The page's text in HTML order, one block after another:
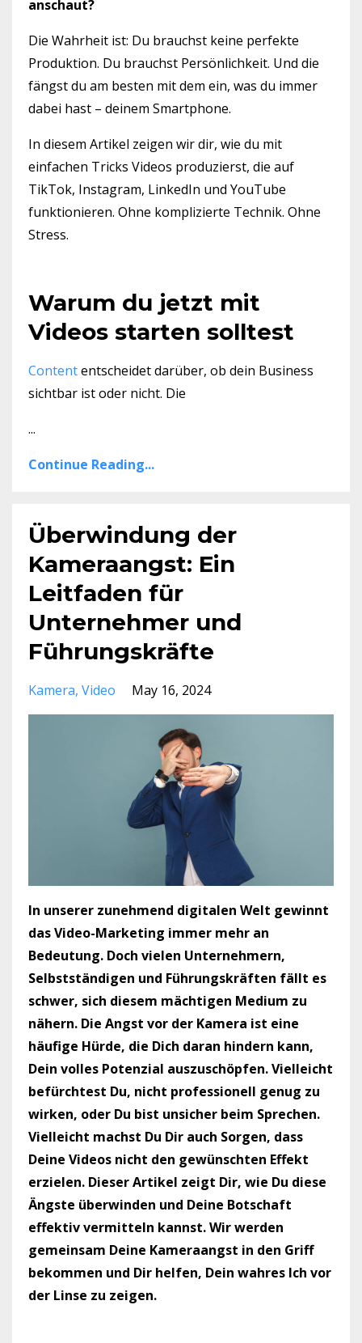
anschaut?
Die Wahrheit ist: Du brauchst keine perfekte
Produktion. Du brauchst Persönlichkeit. Und die
fängst du am besten mit dem ein, was du immer
dabei hast – deinem Smartphone.
In diesem Artikel zeigen wir dir, wie du mit
einfachen Tricks Videos produzierst, die auf
TikTok, Instagram, LinkedIn und YouTube
funktionieren. Ohne komplizierte Technik. Ohne
Stress.
Warum du jetzt mit
Videos starten solltest
Contententscheidet darüber, ob dein Business
sichtbar ist oder nicht. Die
...
Continue Reading...
Überwindung der
Kameraangst: Ein
Leitfaden für
Unternehmer und
Führungskräfte
Kamera Video May 16, 2024
In unserer zunehmend digitalen Welt gewinnt
das Video-Marketing immer mehr an
Bedeutung. Doch vielen Unternehmern,
Selbstständigen und Führungskräften fällt es
schwer, sich diesem mächtigen Medium zu
nähern. Die Angst vor der Kamera ist eine
häufige Hürde, die Dich daran hindern kann,
Dein volles Potenzial auszuschöpfen. Vielleicht
befürchtest Du, nicht professionell genug zu
wirken, oder Du bist unsicher beim Sprechen.
Vielleicht machst Du Dir auch Sorgen, dass
Deine Videos nicht den gewünschten Effekt
erzielen. Dieser Artikel zeigt Dir, wie Du diese
Ängste überwinden und Deine Botschaft
effektiv vermitteln kannst. Wir werden
gemeinsam Deine Kameraangst in den Griff
bekommen und Dir helfen, Dein wahres Ich vor
der Linse zu zeigen.